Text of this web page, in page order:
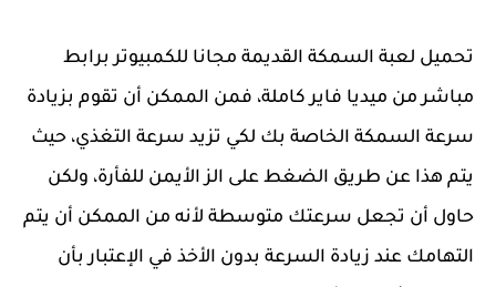
تحميل لعبة السمكة القديمة مجانا للكمبيوتر برابط
مباشر من ميديا فاير كاملة، فمن الممكن أن تقوم بزيادة
سرعة السمكة الخاصة بك لكي تزيد سرعة التغذي، حيث
يتم هذا عن طريق الضغط على الز الأيمن للفأرة، ولكن
حاول أن تجعل سرعتك متوسطة لأنه من الممكن أن يتم
التهامك عند زيادة السرعة بدون الأخذ في الإعتبار بأن